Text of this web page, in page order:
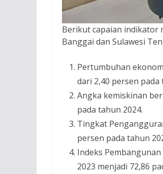
Berikut capaian indikator
Banggai dan Sulawesi
Pertumbuhan
dari 2,40 persen
⁠Angka kemiskinan
pada tahun 2024.
⁠Tingkat
persen pada tahun
⁠Indeks
2023 menjadi 72,86